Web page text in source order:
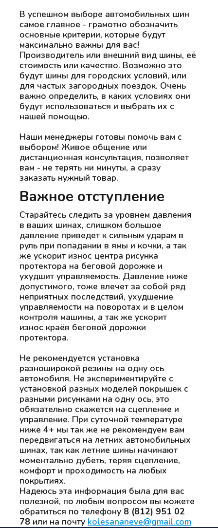
В успешном выборе автомобильных шин
самое главное - грамотно обозначить
основные критерии, которые будут
максимально важны для вас!
Производитель или внешний вид шины, её
стоимость или качество. Возможно это
будут шины для городских условий, или
для частых загородных поездок. Очень
важно определить, в каких условиях они
будут использоваться и выбрать их с
нашей помощью.
Наши менеджеры готовы помочь вам с
выбором! Живое общение или
дистанционная консультация, позволяет
вам - не терять ни минуты, а сразу
заказать нужный товар.
Важное отступление
Старайтесь следить за уровнем давления
в ваших шинах, слишком большое
давление приведет к сильным ударам в
руль при попадании в ямы и кочки, а так
же ускорит износ центра рисунка
протектора на беговой дорожке и
ухудшит управляемость. Давление ниже
допустимого, тоже влечет за собой ряд
неприятных последствий, ухудшение
управляемости на поворотах и в целом
контроля машины, а так же ускорит
износ краёв беговой дорожки
протектора.
Не рекомендуется установка
разноширокой резины на одну ось
автомобиля. Не экспериментируйте с
установкой разных моделей покрышек с
разными рисунками на одну ось, это
обязательно скажется на сцепление и
управление. При суточной температуре
ниже 4+ мы так же не рекомендуем вам
передвигаться на летних автомобильных
шинах, так как летние шины начинают
моментально дубеть, теряя сцепление,
комфорт и проходимость на любых
покрытиях.
Надеюсь эта информация была для вас
полезной, по любым вопросом вы можете
обратиться по телефону 8 (812) 951 02
78 или на почту kolesananeve@gmail.com